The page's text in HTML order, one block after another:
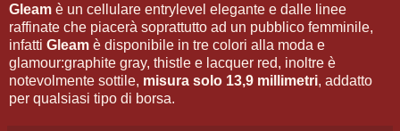
Gleam è un cellulare entrylevel elegante e dalle linee
raffinate che piacerà soprattutto ad un pubblico femminile,
infatti Gleam è disponibile in tre colori alla moda e
glamour:graphite gray, thistle e lacquer red, inoltre è
notevolmente sottile, misura solo 13,9 millimetri, addatto
per qualsiasi tipo di borsa.